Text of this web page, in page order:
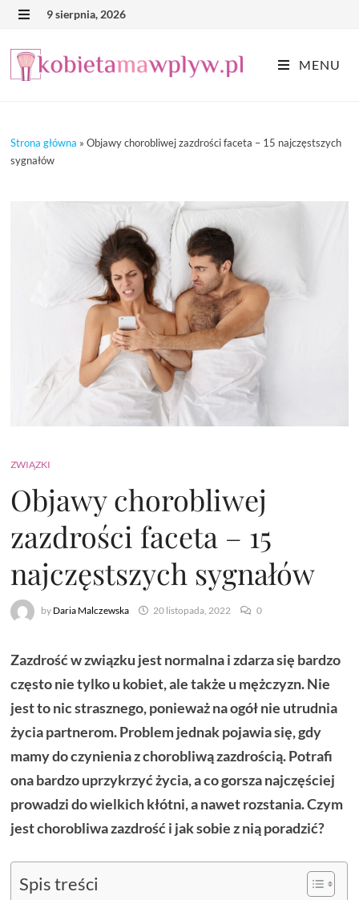
Skip
content
9 sierpnia, 2026
MENU
Strona główna »Objawy chorobliwej zazdrości faceta – 15 najczęstszych
sygnałów
ZWIĄZKI
Objawy chorobliwej
zazdrości faceta – 15
najczęstszych sygnałów
by Daria Malczewska 20 listopada, 2022 0
Zazdrość w związku jest normalna i zdarza się bardzo
często nie tylko u kobiet, ale także u mężczyzn. Nie
jest to nic strasznego, ponieważ na ogół nie utrudnia
życia partnerom. Problem jednak pojawia się, gdy
mamy do czynienia z chorobliwą zazdrością. Potrafi
ona bardzo uprzykrzyć życia, a co gorsza najczęściej
prowadzi do wielkich kłótni, a nawet rozstania. Czym
jest chorobliwa zazdrość i jak sobie z nią poradzić?
Spis treści